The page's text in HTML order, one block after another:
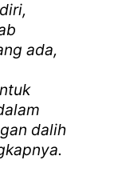
ada,
dalih